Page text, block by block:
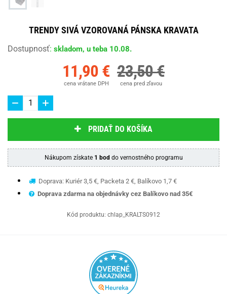
TRENDY SIVÁ VZOROVANÁ PÁNSKA KRAVATA
Dostupnosť: skladom, u teba 10.08.
11,90 €
cena vrátane DPH
23,50 €
cena pred zľavou
PRIDAŤ DO KOŠÍKA
Nákupom získate 1 bod do vernostného programu
Doprava: Kuriér 3,5 €, Packeta 2 €, Balíkovo 1,7 €
Doprava zdarma na objednávky cez Balíkovo nad 35€
Kód produktu: chlap_KRALTS0912